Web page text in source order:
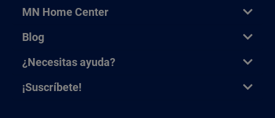
MN Home Center
Blog
¿Necesitas ayuda?
¡Suscríbete!